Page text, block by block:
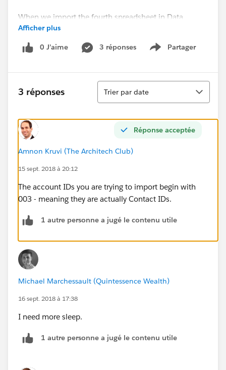
When we import the fourth spreadsheet in Data
Loader, we get an error either saying "... is not a valid
Salesforce ID for the type Account", or alternatively
"Duplicate Id specified".
Import Wizard and manually map the fields, we get an
error saying "The matching field you chose (Name) is
Afficher plus
0 J’aime 3 réponses Partager
Show menu
3 réponses
Tri
Trier par date
Réponse acceptée
Amnon Kruvi (The Architech Club)
15 sept. 2018 à 20:12
The account IDs you are trying to import begin with
003 - meaning they are actually Contact IDs.
1 autre personne a jugé le contenu utile
Michael Marchessault (Quintessence Wealth)
16 sept. 2018 à 17:38
I need more sleep.
1 autre personne a jugé le contenu utile